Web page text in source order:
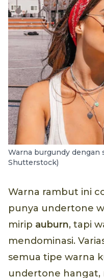
Warna burgundy dengan
Shutterstock)
Warna rambut ini
punya undertone
mirip auburn, tapi
mendominasi.
semua tipe warna
undertone hangat,